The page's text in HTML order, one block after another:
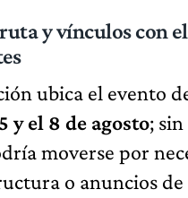
y vínculos con
ubica el evento
5 y el 8 de agosto;
moverse por
o anuncios de